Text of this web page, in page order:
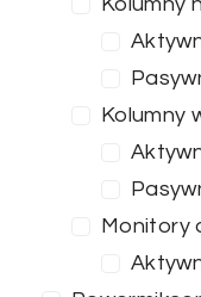
Kolumny
Monitory